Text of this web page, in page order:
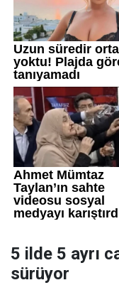
5 ilde 5 ayrı
sürüyor